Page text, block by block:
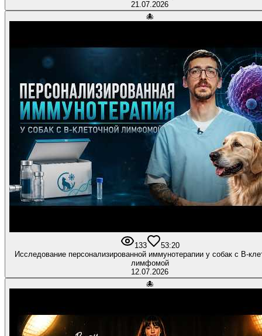
21.07.2026
🐙
133 53:20
Исследование персонализированной иммунотерапии у собак с B-
лимфомой
12.07.2026
🐙